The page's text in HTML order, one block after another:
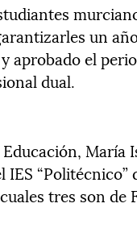
un
aprobado el
dual.
María
“Politécnico”
tres son de